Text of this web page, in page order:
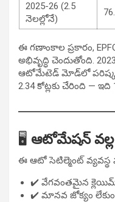
2025-26 (2.5
నెలల్లోనే)
ఈ గణాంకాల ప్రకారం,
అభివృద్ధి చెందుతోంది.
ఆటోమేటెడ్ మోడ్‌లో
2.34 కోట్లకు చేరింది — ఇది
🖥️ ఆటోమేషన్
ఈ ఆటో సెటిల్మెంట్ వ్యవస్థ
✔️ వేగవంతమైన క్లెయిమ్
✔️ మానవ జోక్యం